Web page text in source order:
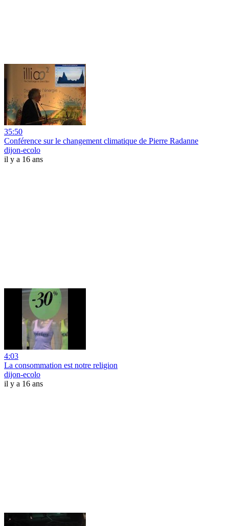
35:50
Conférence sur le changement climatique de Pierre Radanne
dijon-ecolo
il y a 16 ans
4:03
La consommation est notre religion
dijon-ecolo
il y a 16 ans